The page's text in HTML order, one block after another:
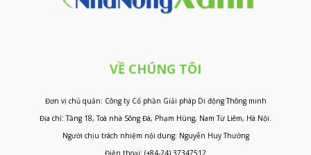
VỀ CHÚNG TÔI
Đơn vị chủ quản: Công ty Cổ phần Giải pháp Di động Thông minh
Địa chỉ: Tầng 18, Toà nhà Sông Đà, Phạm Hùng, Nam Từ Liêm, Hà Nội.
Người chịu trách nhiệm nội dung: Nguyễn Huy Thưởng
Điện thoại: (+84-24) 37347512